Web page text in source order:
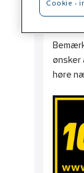
ønsker
høre
Cookie -